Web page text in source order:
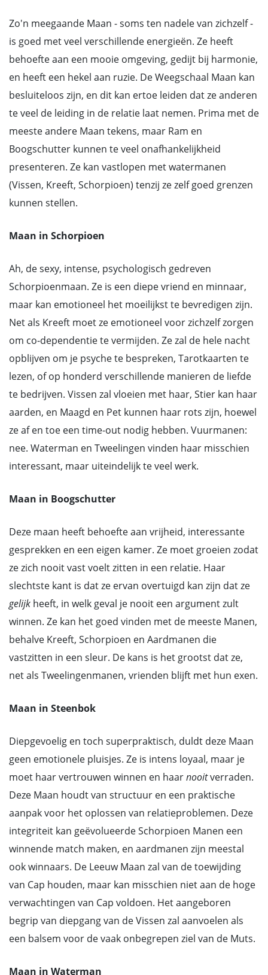
Zo'n meegaande Maan - soms ten nadele van zichzelf -
is goed met veel verschillende energieën. Ze heeft
behoefte aan een mooie omgeving, gedijt bij harmonie,
en heeft een hekel aan ruzie. De Weegschaal Maan kan
besluiteloos zijn, en dit kan ertoe leiden dat ze anderen
te veel de leiding in de relatie laat nemen. Prima met de
meeste andere Maan tekens, maar Ram en
Boogschutter kunnen te veel onafhankelijkheid
presenteren. Ze kan vastlopen met watermanen
(Vissen, Kreeft, Schorpioen) tenzij ze zelf goed grenzen
kunnen stellen.
Maan in Schorpioen
Ah, de sexy, intense, psychologisch gedreven
Schorpioenmaan. Ze is een diepe vriend en minnaar,
maar kan emotioneel het moeilijkst te bevredigen zijn.
Net als Kreeft moet ze emotioneel voor zichzelf zorgen
om co-dependentie te vermijden. Ze zal de hele nacht
opblijven om je psyche te bespreken, Tarotkaarten te
lezen, of op honderd verschillende manieren de liefde
te bedrijven. Vissen zal vloeien met haar, Stier kan haar
aarden, en Maagd en Pet kunnen haar rots zijn, hoewel
ze af en toe een time-out nodig hebben. Vuurmanen:
nee. Waterman en Tweelingen vinden haar misschien
interessant, maar uiteindelijk te veel werk.
Maan in Boogschutter
Deze maan heeft behoefte aan vrijheid, interessante
gesprekken en een eigen kamer. Ze moet groeien zodat
ze zich nooit vast voelt zitten in een relatie. Haar
slechtste kant is dat ze ervan overtuigd kan zijn dat ze
gelijk heeft, in welk geval je nooit een argument zult
winnen. Ze kan het goed vinden met de meeste Manen,
behalve Kreeft, Schorpioen en Aardmanen die
vastzitten in een sleur. De kans is het grootst dat ze,
net als Tweelingenmanen, vrienden blijft met hun exen.
Maan in Steenbok
Diepgevoelig en toch superpraktisch, duldt deze Maan
geen emotionele pluisjes. Ze is intens loyaal, maar je
moet haar vertrouwen winnen en haarnooitverraden.
Deze Maan houdt van structuur en een praktische
aanpak voor het oplossen van relatieproblemen. Deze
integriteit kan geëvolueerde Schorpioen Manen een
winnende match maken, en aardmanen zijn meestal
ook winnaars. De Leeuw Maan zal van de toewijding
van Cap houden, maar kan misschien niet aan de hoge
verwachtingen van Cap voldoen. Het aangeboren
begrip van diepgang van de Vissen zal aanvoelen als
een balsem voor de vaak onbegrepen ziel van de Muts.
Maan in Waterman